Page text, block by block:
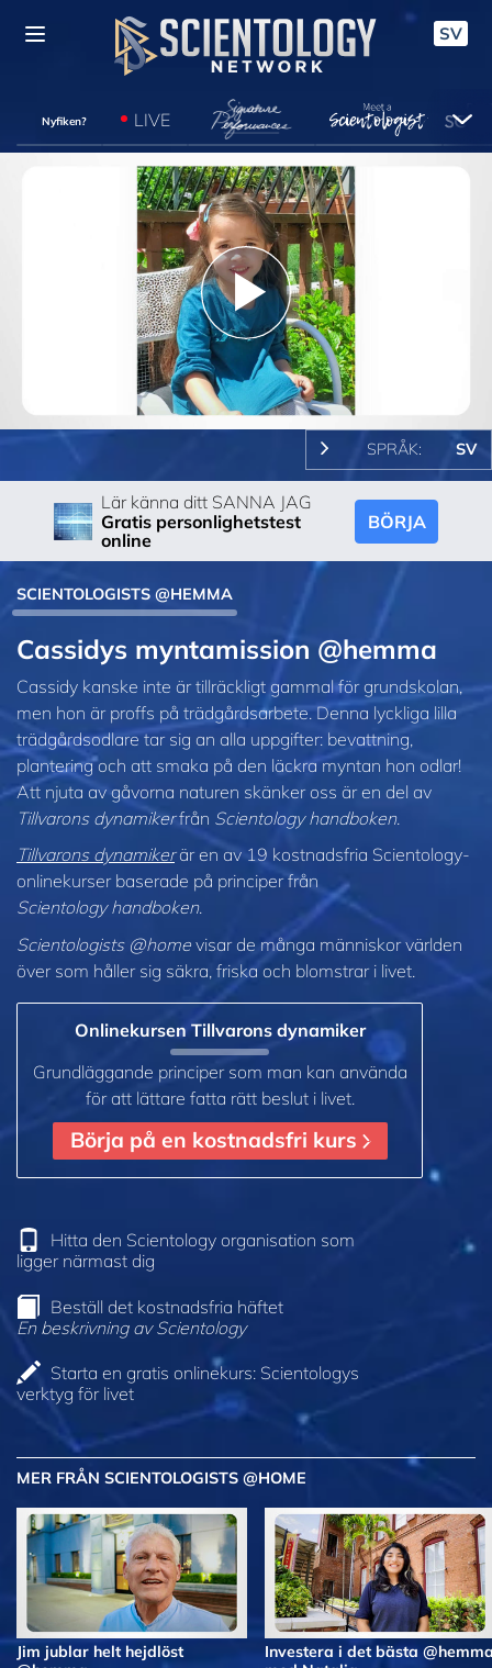
SV
Nyfiken? LIVE
Play
Video
SPRÅK: SV
Lär känna ditt SANNA JAG
Gratis personlighetstest
online
BÖRJA
SCIENTOLOGISTS @HEMMA
Cassidys myntamission @hemma
Cassidy kanske inte är tillräckligt gammal för grundskolan,
men hon är proffs på trädgårdsarbete. Denna lyckliga lilla
trädgårdsodlare tar sig an alla uppgifter: bevattning,
plantering och att smaka på den läckra myntan hon odlar!
Att njuta av gåvorna naturen skänker oss är en del av
Tillvarons dynamikerfrån Scientology handboken.
Tillvarons dynamikerär en av 19 kostnadsfria Scientology-
onlinekurser baserade på principer från
Scientology handboken.
Scientologists @home visar de många människor världen
över som håller sig säkra, friska och blomstrar i livet.
Onlinekursen Tillvarons dynamiker
Grundläggande principer som man kan använda
för att lättare fatta rätt beslut i livet.
Börja på en kostnadsfri kurs
Hitta den Scientology organisation som
ligger närmast dig
Beställ det kostnadsfria häftet
En beskrivning av Scientology
Starta en gratis onlinekurs: Scientologys
verktyg för livet
MER FRÅN SCIENTOLOGISTS @HOME
Jim jublar helt hejdlöst
Investera i det bästa